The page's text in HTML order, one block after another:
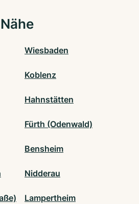
Wiesbaden
Koblenz
Hahnstätten
Fürth (Odenwald)
Bensheim
Nidderau
Lampertheim